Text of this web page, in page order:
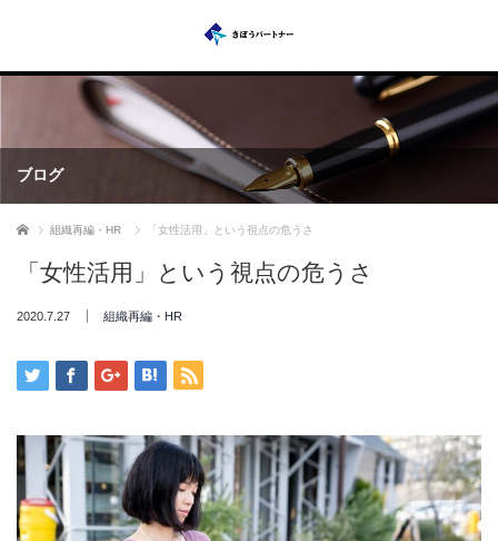
ブログ
ホーム 組織再編・HR 「女性活用」という視点の危うさ
「女性活用」という視点の危うさ
2020.7.27 組織再編・HR